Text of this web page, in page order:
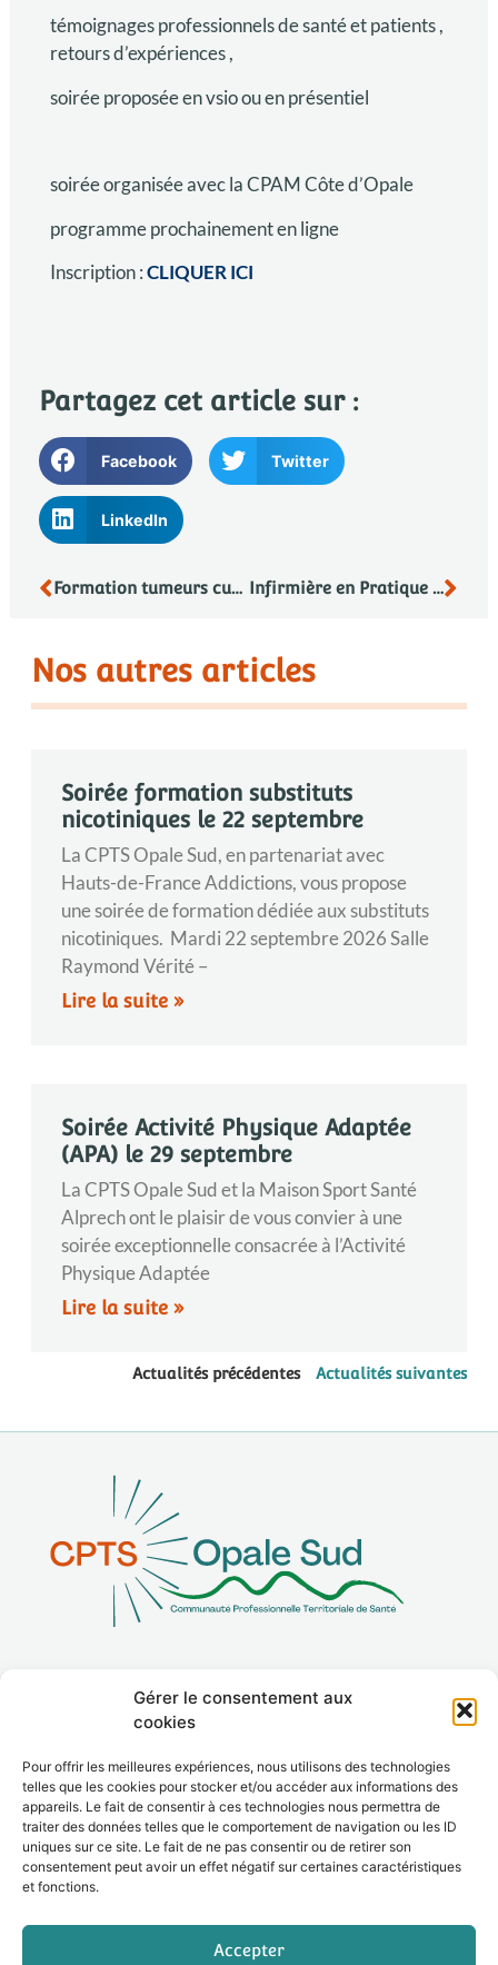
Gérer le consentement aux
cookies
Pour offrir les meilleures expériences, nous utilisons des technologies
telles que les cookies pour stocker et/ou accéder aux informations des
appareils. Le fait de consentir à ces technologies nous permettra de
traiter des données telles que le comportement de navigation ou les ID
uniques sur ce site. Le fait de ne pas consentir ou de retirer son
consentement peut avoir un effet négatif sur certaines caractéristiques
et fonctions.
Accepter
témoignages professionnels de santé et patients ,
retours d’expériences ,
soirée proposée en vsio ou en présentiel
soirée organisée avec la CPAM Côte d’Opale
programme prochainement en ligne
Inscription :CLIQUER ICI
Partagez cet article sur :
Facebook Twitter
LinkedIn
Formation tumeurs cutanées Infirmière en Pratique Avancée
Nos autres articles
Soirée formation substituts
nicotiniques le 22 septembre
La CPTS Opale Sud, en partenariat avec
Hauts-de-France Addictions, vous propose
une soirée de formation dédiée aux substituts
nicotiniques. Mardi 22 septembre 2026 Salle
Raymond Vérité –
Lire la suite »
Soirée Activité Physique Adaptée
(APA) le 29 septembre
La CPTS Opale Sud et la Maison Sport Santé
Alprech ont le plaisir de vous convier à une
soirée exceptionnelle consacrée à l’Activité
Physique Adaptée
Lire la suite »
Actualités précédentes Actualités suivantes
Adhérer
Contact
Le site